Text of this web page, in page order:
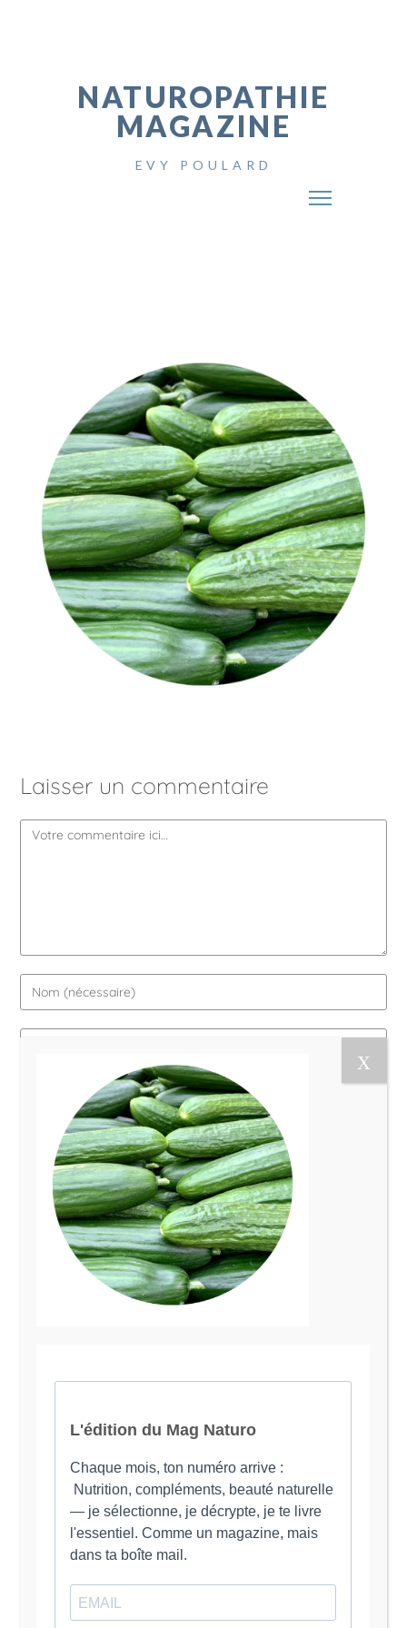
NATUROPATHIE
MAGAZINE
EVY POULARD
Laisser un commentaire
Le Magazine Naturo
Je suis Evy, Naturopathe spécialisée dans
l’accompagnement des femmes en préménopause et